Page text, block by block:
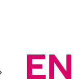
Droit du travail